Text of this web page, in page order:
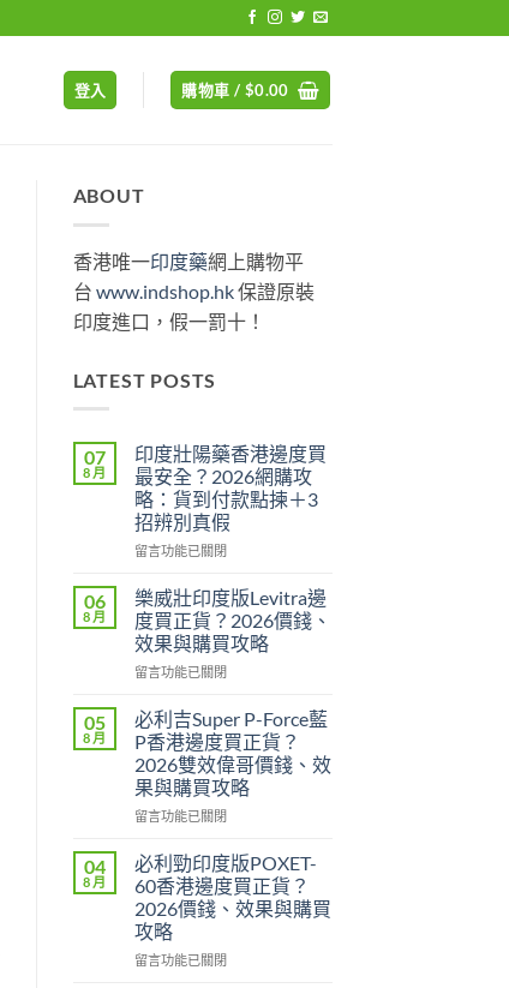
登入 購物車 / $0.00
ABOUT
香港唯一印度藥網上購物平
台 www.indshop.hk保證原裝
印度進口，假一罰十！
LATEST POSTS
07
8 月
印度壯陽藥香港邊度買
最安全？2026網購攻
略：貨到付款點揀＋3
招辨別真假
在
度
壯
陽
藥
香
邊
度
買
最
安
全？
網
購
攻
略：
貨
到
留言功能已關閉
06
8 月
樂威壯印度版Levitra邊
度買正貨？2026價錢、
效果與購買攻略
在
威
壯
印
度
版
Levitra
度
買
正
貨？
2026
價
留言功能已關閉
05
8 月
必利吉Super P-Force藍
P香港邊度買正貨？
2026雙效偉哥價錢、效
果與購買攻略
在
利
吉
Super
P-
Force
藍
留言功能已關閉
04
8 月
必利勁印度版POXET-
60香港邊度買正貨？
2026價錢、效果與購買
攻略
在
留言功能已關閉